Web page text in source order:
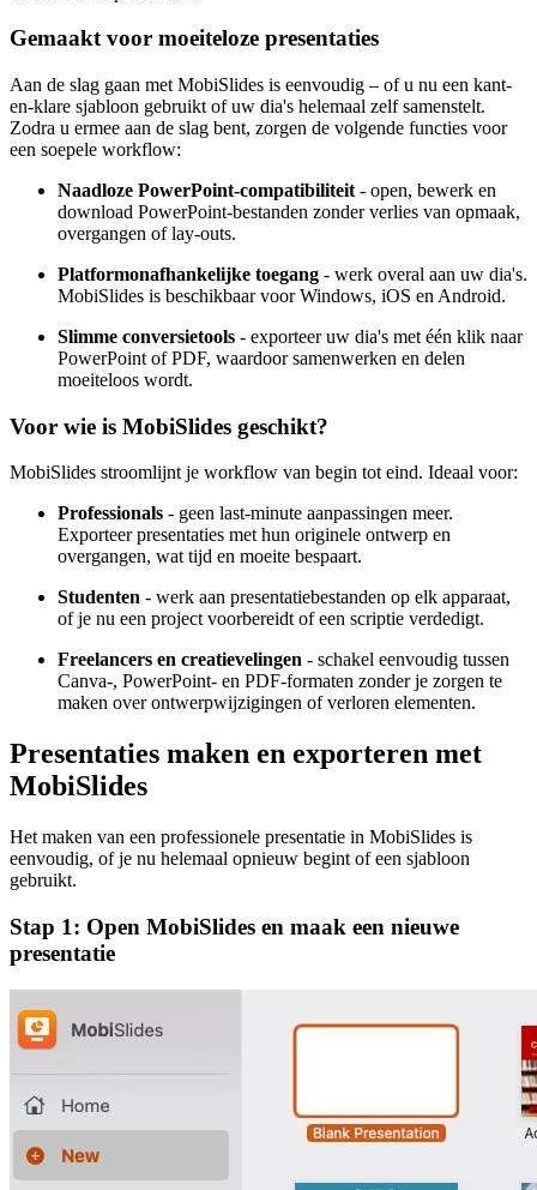
Gemaakt voor moeiteloze presentaties
Aan de slag gaan met MobiSlides is eenvoudig – of u nu een kant-
en-klare sjabloon gebruikt of uw dia's helemaal zelf samenstelt.
Zodra u ermee aan de slag bent, zorgen de volgende functies voor
een soepele workflow:
Naadloze PowerPoint-compatibiliteit - open, bewerk en
download PowerPoint-bestanden zonder verlies van opmaak,
overgangen of lay-outs.
Platformonafhankelijke toegang - werk overal aan uw dia's.
MobiSlides is beschikbaar voor Windows, iOS en Android.
Slimme conversietools - exporteer uw dia's met één klik naar
PowerPoint of PDF, waardoor samenwerken en delen
moeiteloos wordt.
Voor wie is MobiSlides geschikt?
MobiSlides stroomlijnt je workflow van begin tot eind. Ideaal voor:
Professionals - geen last-minute aanpassingen meer.
Exporteer presentaties met hun originele ontwerp en
overgangen, wat tijd en moeite bespaart.
Studenten - werk aan presentatiebestanden op elk apparaat,
of je nu een project voorbereidt of een scriptie verdedigt.
Freelancers en creatievelingen - schakel eenvoudig tussen
Canva-, PowerPoint- en PDF-formaten zonder je zorgen te
maken over ontwerpwijzigingen of verloren elementen.
Presentaties maken en exporteren met
MobiSlides
Het maken van een professionele presentatie in MobiSlides is
eenvoudig, of je nu helemaal opnieuw begint of een sjabloon
gebruikt.
Stap 1: Open MobiSlides en maak een nieuwe
presentatie